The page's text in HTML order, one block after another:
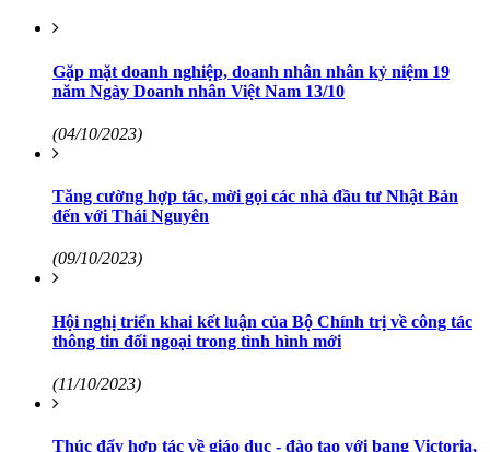
Gặp mặt doanh nghiệp, doanh nhân nhân kỷ niệm 19
năm Ngày Doanh nhân Việt Nam 13/10
(04/10/2023)
Tăng cường hợp tác, mời gọi các nhà đầu tư Nhật Bản
đến với Thái Nguyên
(09/10/2023)
Hội nghị triển khai kết luận của Bộ Chính trị về công tác
thông tin đối ngoại trong tình hình mới
(11/10/2023)
Thúc đẩy hợp tác về giáo dục - đào tạo với bang Victoria,